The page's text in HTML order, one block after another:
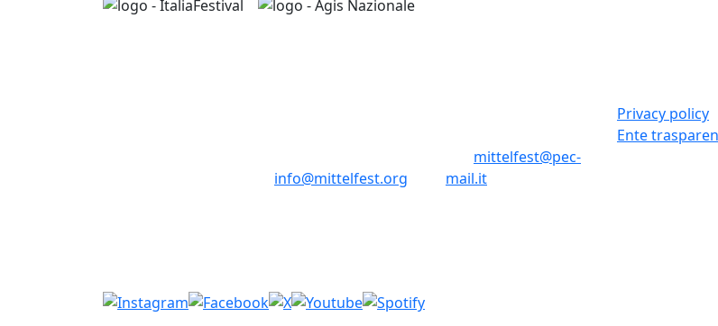
info@mittelfest.org
mittelfest@pec-
mail.it
Privacy policy
Ente